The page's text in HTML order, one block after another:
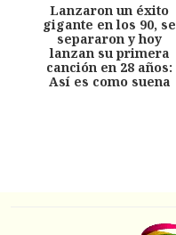
Lanzaron un éxito
gigante en los 90, se
separaron y hoy
lanzan su primera
canción en 28 años:
Así es como suena